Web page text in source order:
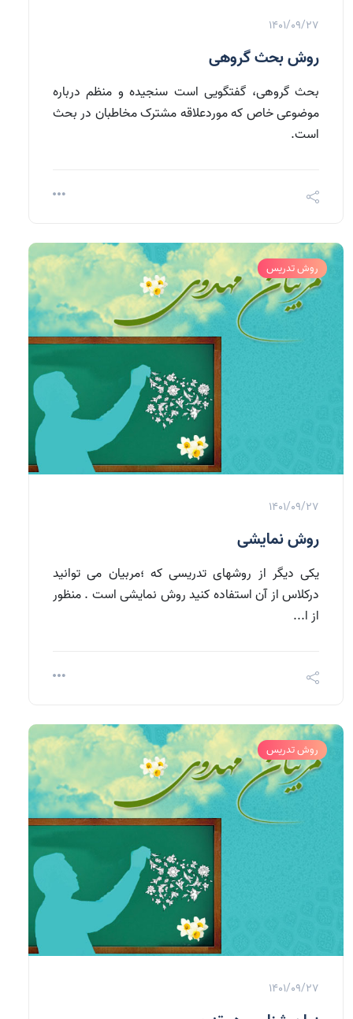
1401/09/27
روش بحث گروهی
بحث گروهی، گفتگویی است سنجیده و منظم درباره
موضوعی خاص که موردعلاقه مشترک مخاطبان در بحث
است.
روش تدریس
1401/09/27
روش نمایشی
یکی دیگر از روشهای تدریسی که ؛مربیان می توانید
درکلاس از آن استفاده کنید روش نمایشی است . منظور
از ا...
روش تدریس
1401/09/27